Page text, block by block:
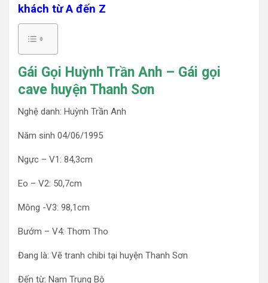
khách từ A đến Z
Gái Gọi Huỳnh Trần Anh – Gái gọi
cave huyện Thanh Sơn
Nghệ danh: Huỳnh Trần Anh
Năm sinh 04/06/1995
Ngực – V1: 84,3cm
Eo – V2: 50,7cm
Mông -V3: 98,1cm
Bướm – V4: Thơm Tho
Đang là: Vẽ tranh chibi tại huyện Thanh Sơn
Đến từ: Nam Trung Bộ